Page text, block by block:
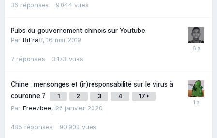
to popularize those vehicles,” Toyota Chairman
Wednesday. “When the timing is right, we will
36 réponses 9 044 vues
Pubs du gouvernement chinois sur Youtube
Par Riffraff, 16 mai 2019
7 réponses 3 173 vues
Chine : mensonges et (ir)responsabilité sur le virus à
couronne ?
1 2 3 4 17
Par Freezbee, 26 janvier 2020
485 réponses 90 900 vues